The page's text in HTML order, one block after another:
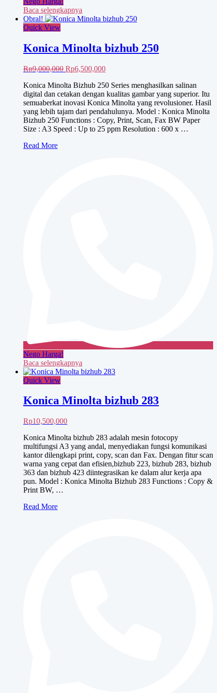
Baca selengkapnya
Obral!
Quick View
Konica Minolta bizhub 250
Rp9,000,000 Harga
adalah:
Rp9,000,000.
Rp6,500,000Harga
ini
adalah:
Rp6,500,000.
Konica Minolta Bizhub 250 Series menghasilkan salinan
digital dan cetakan dengan kualitas gambar yang superior. Itu
semuaberkat inovasi Konica Minolta yang revolusioner. Hasil
yang lebih tajam dari pendahulunya. Model : Konica Minolta
Bizhub 250 Functions : Copy, Print, Scan, Fax BW Paper
Size : A3 Speed : Up to 25 ppm Resolution : 600 x …
Konica
Read More
Nego Harga!
Baca selengkapnya
Quick View
Konica Minolta bizhub 283
Rp10,500,000
Konica Minolta bizhub 283 adalah mesin fotocopy
multifungsi A3 yang andal, menyediakan fungsi komunikasi
kantor dilengkapi print, copy, scan dan Fax. Dengan fitur scan
warna yang cepat dan efisien,bizhub 223, bizhub 283, bizhub
363 dan bizhub 423 diintegrasikan ke dalam alur kerja apa
pun. Model : Konica Minolta Bizhub 283 Functions : Copy &
Print BW, …
Konica
Read More